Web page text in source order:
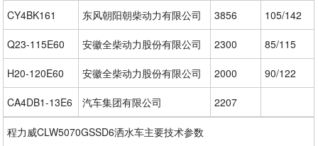
CY4BK161 东风朝阳朝柴动力有限公司 3856 105/142
Q23-115E60 安徽全柴动力股份有限公司 2300 85/115
H20-120E60 安徽全柴动力股份有限公司 2000 90/122
CA4DB1-13E6 汽车集团有限公司 2207
程力威CLW5070GSSD6洒水车主要技术参数